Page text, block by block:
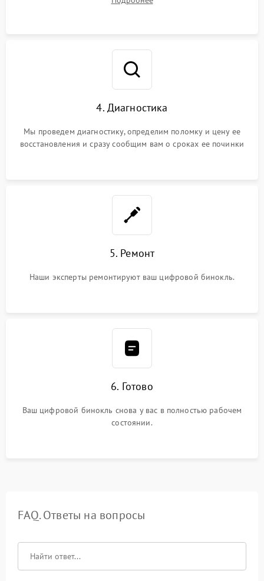
4. Диагностика
Мы проведем диагностику, определим поломку и цену ее
восстановления и сразу сообщим вам о сроках ее починки
5. Ремонт
Наши эксперты ремонтируют ваш цифровой бинокль.
6. Готово
Ваш цифровой бинокль снова у вас в полностью рабочем
состоянии.
FAQ. Ответы на вопросы